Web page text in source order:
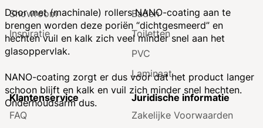
Door met (machinale) rollers NANO-coating aan te
brengen worden deze poriën “dichtgesmeerd” en
hechten vuil en kalk zich veel minder snel aan het
glasoppervlak.
NANO-coating zorgt er dus voor dat het product langer
schoon blijft en kalk en vuil zich minder snel hechten.
Onderhoudsarm dus.
Showroom
Inspiratie
Baden
Toiletten
PVC
Laminaat
Klantenservice
FAQ
Juridische informatie
Zakelijke Voorwaarden